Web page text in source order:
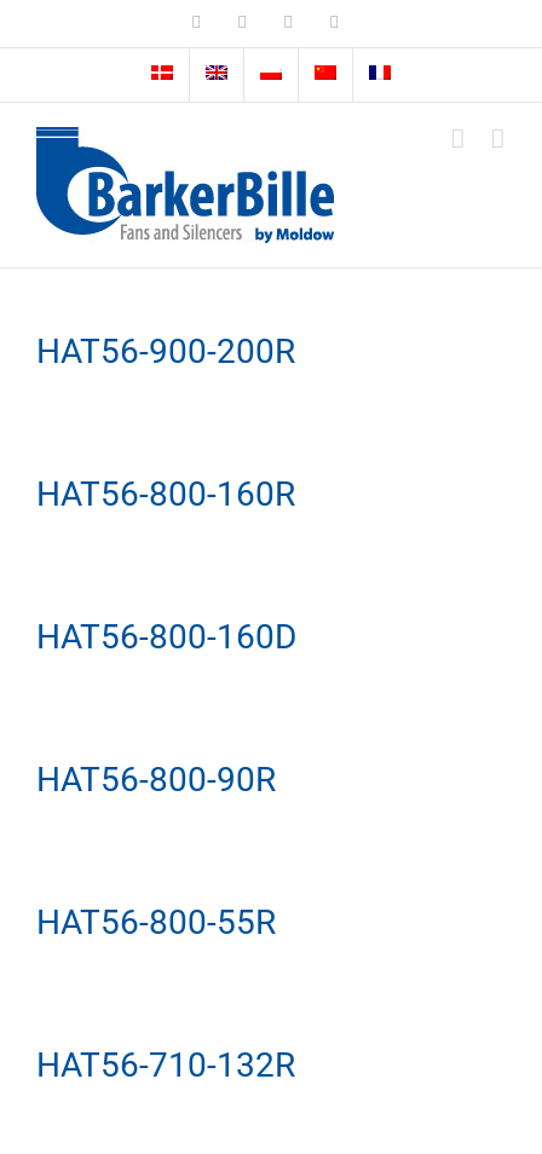
LinkedInFacebookInstagram
HAT56-900-200R
HAT56-800-160R
HAT56-800-160D
HAT56-800-90R
HAT56-800-55R
HAT56-710-132R